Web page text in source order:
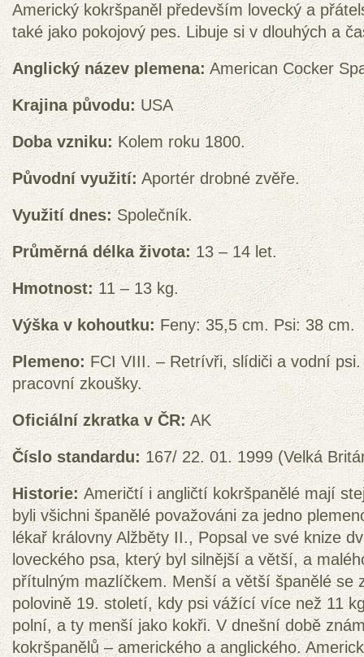
Americký kokršpaněl především lovecký a
také jako pokojový pes. Libuje si v dlouhých a
Anglický název plemena:American Cocker
Krajina původu: USA
Doba vzniku: Kolem roku 1800.
Původní využití:Aportér drobné zvěře.
Využití dnes:Společník.
Průměrná délka života:13 – 14 let.
Hmotnost:11 – 13 kg.
Výška v kohoutku: Feny: 35,5 cm. Psi: 38 cm.
Plemeno: FCI VIII. – Retrívři, slídiči a vodní
pracovní zkoušky.
Oficiální zkratka v ČR: AK
Číslo standardu: 167/ 22. 01. 1999 (Velká
Historie:Američtí i angličtí kokršpanělé mají
byli všichni španělé považováni za jedno
lékař královny Alžběty II., Popsal ve své knize
loveckého psa, který byl silnější a větší, a
přítulným mazlíčkem. Menší a větší španělé se
polovině 19. století, kdy psi vážící více než 11
polní, a ty menší jako kokři. V dnešní době
kokršpanělů – amerického a anglického.